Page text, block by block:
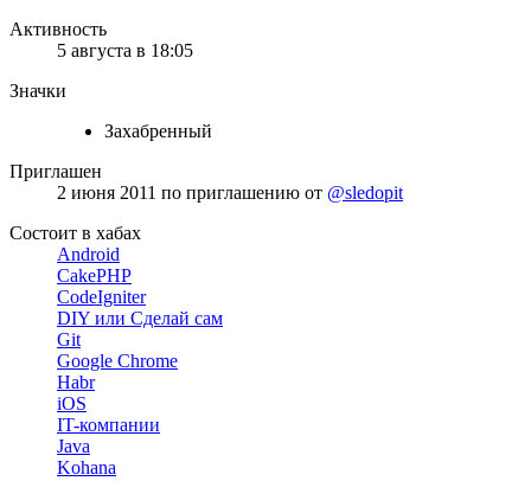
Активность
5 августа в 18:05
Значки
Захабренный
Приглашен
2 июня 2011 по приглашению от @sledopit
Состоит в хабах
Android
CakePHP
CodeIgniter
DIY или Сделай сам
Git
Google Chrome
Habr
iOS
IT-компании
Java
Kohana